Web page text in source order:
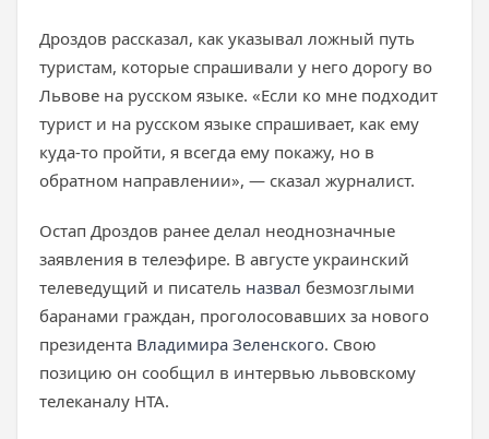
Дроздов рассказал, как указывал ложный путь
туристам, которые спрашивали у него дорогу во
Львове на русском языке. «Если ко мне подходит
турист и на русском языке спрашивает, как ему
куда-то пройти, я всегда ему покажу, но в
обратном направлении», — сказал журналист.
Остап Дроздов ранее делал неоднозначные
заявления в телеэфире. В августе украинский
телеведущий и писатель назвал безмозглыми
баранами граждан, проголосовавших за нового
президента Владимира Зеленского. Свою
позицию он сообщил в интервью львовскому
телеканалу НТА.